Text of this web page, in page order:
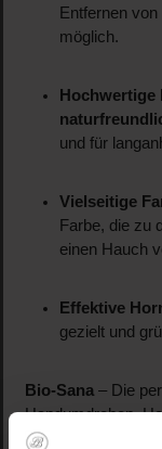
Entfernen
möglich.
Hochwertige
und für
Vielseitige
Farbe, die zu
einen Hauch
Effektive
gezielt und
Bio-Sana– Die
Handumdrehen.
Gefühl von